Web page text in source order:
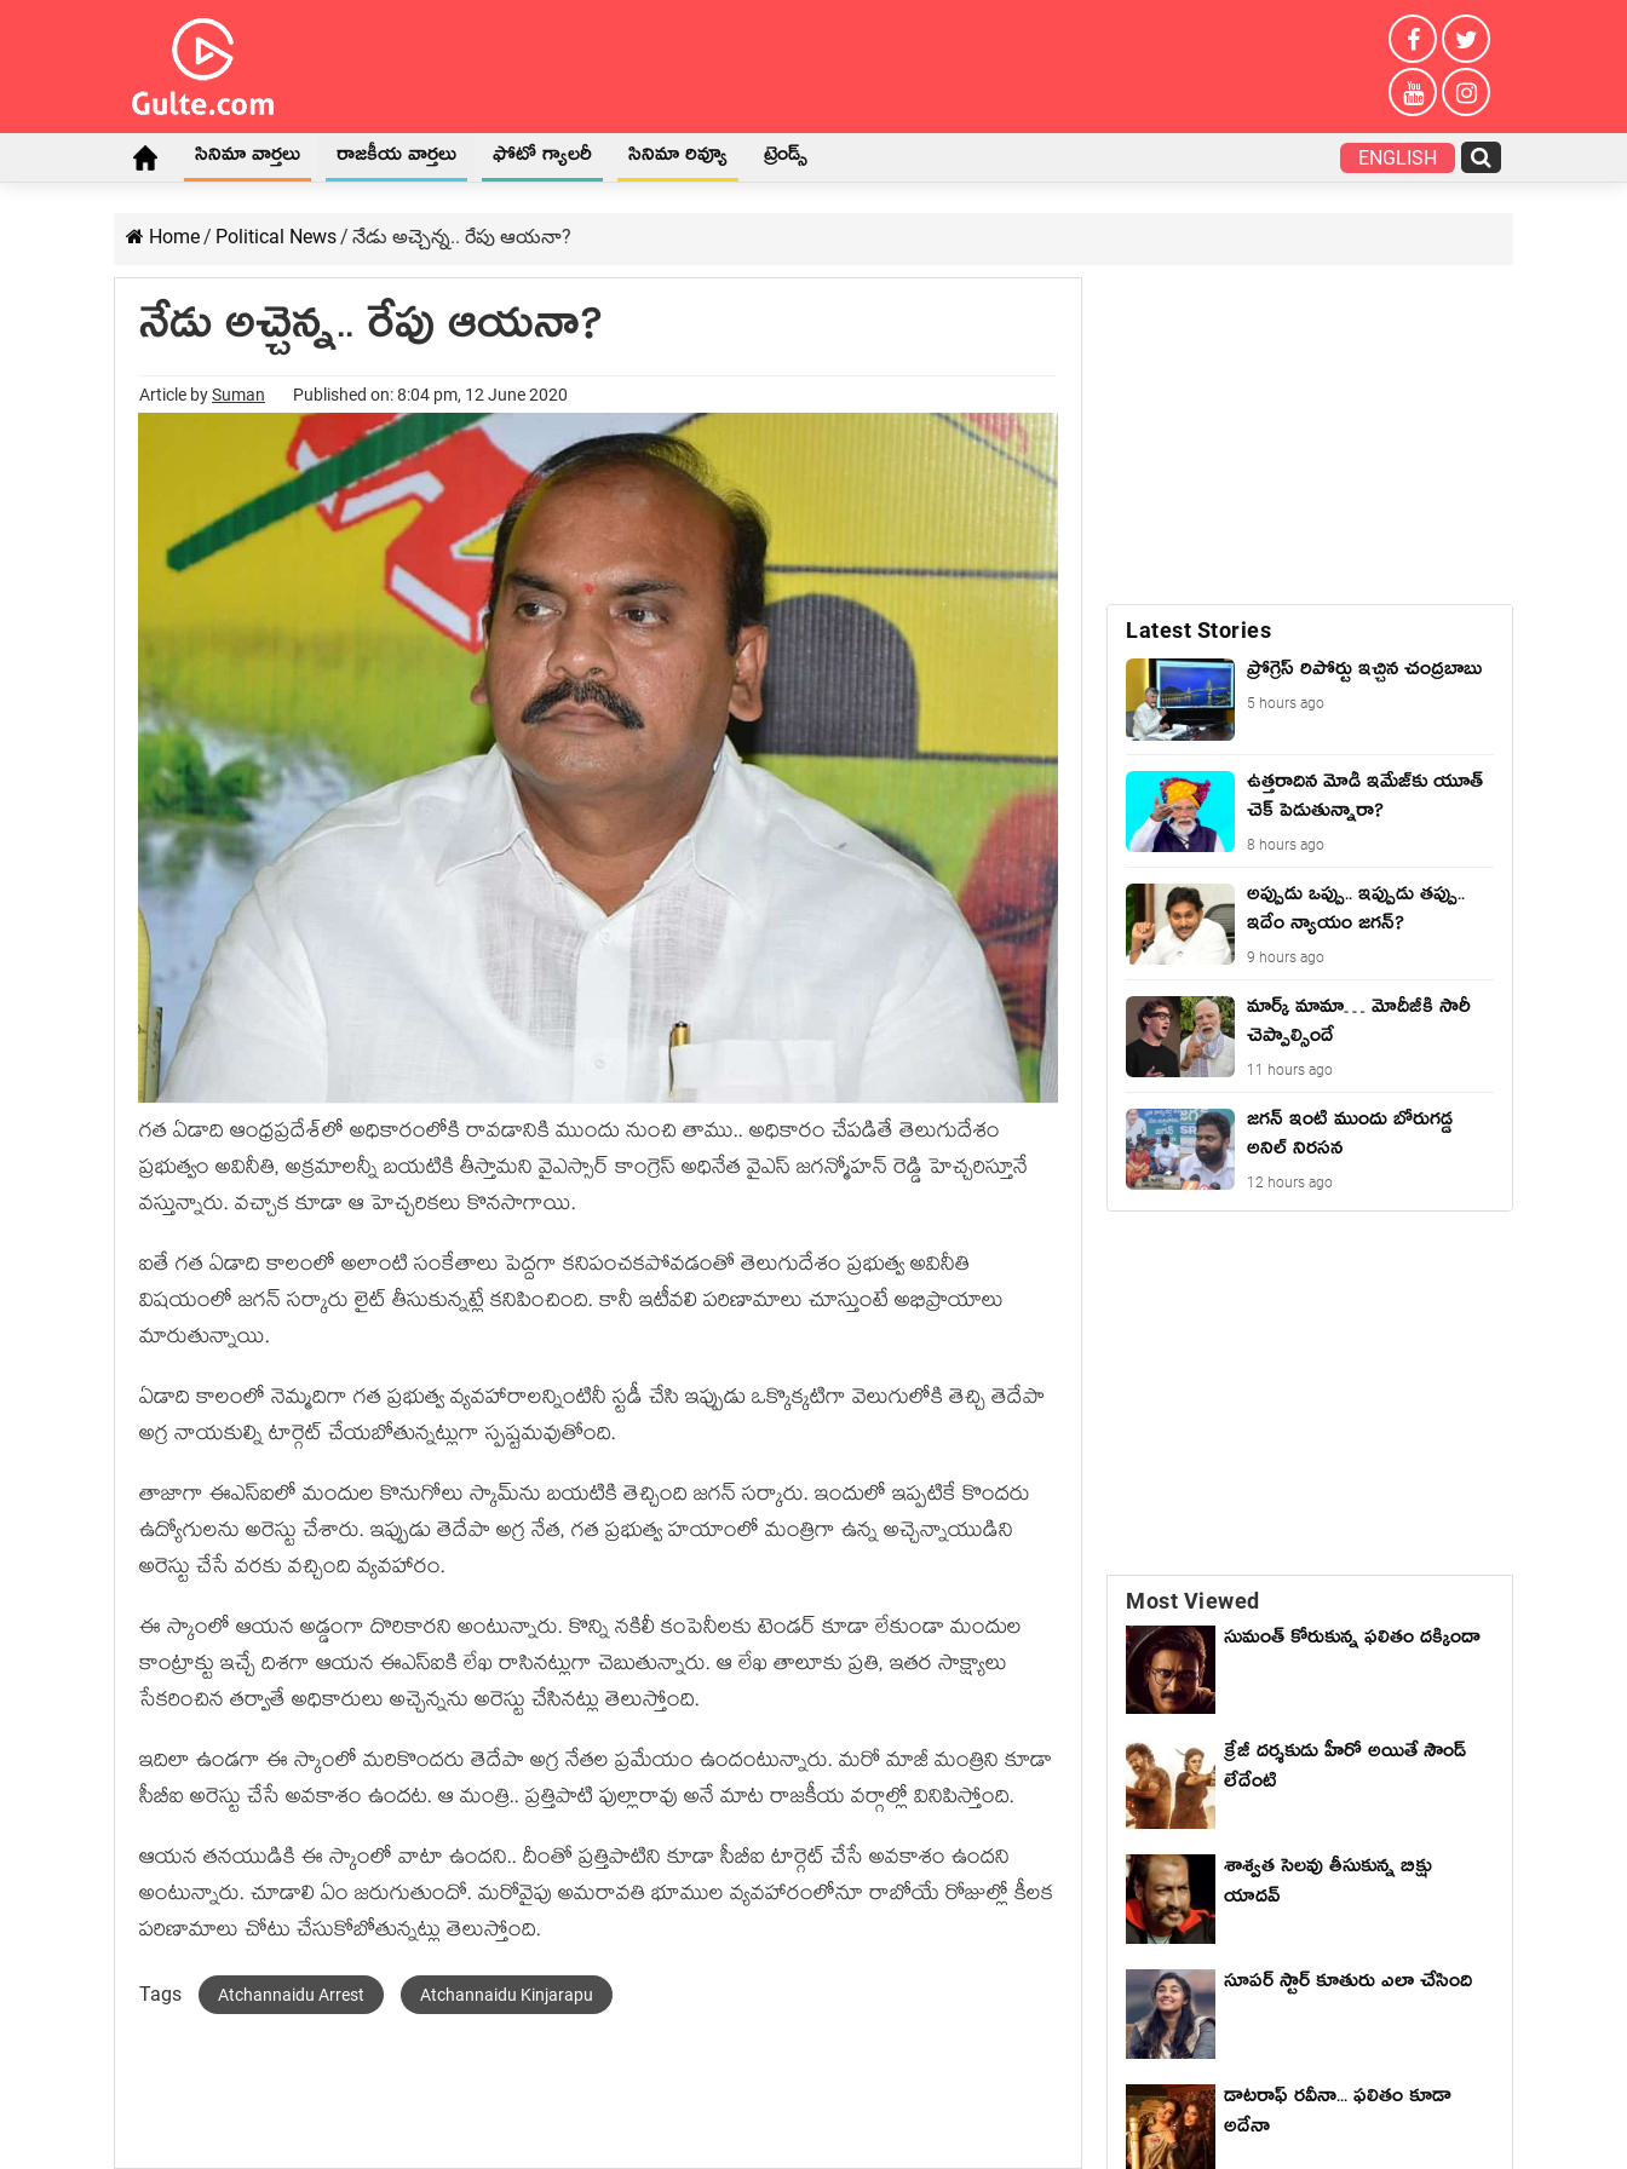
సినిమా వార్తలు రాజకీయ వార్తలు ఫోటో గ్యాలరీ సినిమా రివ్యూ ట్రెండ్స్ ENGLISH
Home/ Political News/ నేడు అచ్చెన్న.. రేపు ఆయనా?
నేడు అచ్చెన్న.. రేపు ఆయనా?
Article bySuman Published on: 8:04 pm, 12 June 2020
గత ఏడాది ఆంధ్రప్రదేశ్‌లో అధికారంలోకి రావడానికి ముందు నుంచి తాము.. అధికారం చేపడితే తెలుగుదేశం
ప్రభుత్వం అవినీతి, అక్రమాలన్నీ బయటికి తీస్తామని వైఎస్సార్ కాంగ్రెస్ అధినేత వైఎస్ జగన్మోహన్ రెడ్డి హెచ్చరిస్తూనే
వస్తున్నారు. వచ్చాక కూడా ఆ హెచ్చరికలు కొనసాగాయి.
ఐతే గత ఏడాది కాలంలో అలాంటి సంకేతాలు పెద్దగా కనిపంచకపోవడంతో తెలుగుదేశం ప్రభుత్వ అవినీతి
విషయంలో జగన్ సర్కారు లైట్ తీసుకున్నట్లే కనిపించింది. కానీ ఇటీవలి పరిణామాలు చూస్తుంటే అభిప్రాయాలు
మారుతున్నాయి.
ఏడాది కాలంలో నెమ్మదిగా గత ప్రభుత్వ వ్యవహారాలన్నింటినీ స్టడీ చేసి ఇప్పుడు ఒక్కొక్కటిగా వెలుగులోకి తెచ్చి తెదేపా
అగ్ర నాయకుల్ని టార్గెట్ చేయబోతున్నట్లుగా స్పష్టమవుతోంది.
తాజాగా ఈఎస్ఐలో మందుల కొనుగోలు స్కామ్‌ను బయటికి తెచ్చింది జగన్ సర్కారు. ఇందులో ఇప్పటికే కొందరు
ఉద్యోగులను అరెస్టు చేశారు. ఇప్పుడు తెదేపా అగ్ర నేత, గత ప్రభుత్వ హయాంలో మంత్రిగా ఉన్న అచ్చెన్నాయుడిని
అరెస్టు చేసే వరకు వచ్చింది వ్యవహారం.
ఈ స్కాంలో ఆయన అడ్డంగా దొరికారని అంటున్నారు. కొన్ని నకిలీ కంపెనీలకు టెండర్ కూడా లేకుండా మందుల
కాంట్రాక్టు ఇచ్చే దిశగా ఆయన ఈఎస్ఐకి లేఖ రాసినట్లుగా చెబుతున్నారు. ఆ లేఖ తాలూకు ప్రతి, ఇతర సాక్ష్యాలు
సేకరించిన తర్వాతే అధికారులు అచ్చెన్నను అరెస్టు చేసినట్లు తెలుస్తోంది.
ఇదిలా ఉండగా ఈ స్కాంలో మరికొందరు తెదేపా అగ్ర నేతల ప్రమేయం ఉందంటున్నారు. మరో మాజీ మంత్రిని కూడా
సీబీఐ అరెస్టు చేసే అవకాశం ఉందట. ఆ మంత్రి.. ప్రత్తిపాటి పుల్లారావు అనే మాట రాజకీయ వర్గాల్లో వినిపిస్తోంది.
ఆయన తనయుడికి ఈ స్కాంలో వాటా ఉందని.. దీంతో ప్రత్తిపాటిని కూడా సీబీఐ టార్గెట్ చేసే అవకాశం ఉందని
అంటున్నారు. చూడాలి ఏం జరుగుతుందో. మరోవైపు అమరావతి భూముల వ్యవహారంలోనూ రాబోయే రోజుల్లో కీలక
పరిణామాలు చోటు చేసుకోబోతున్నట్లు తెలుస్తోంది.
Tags Atchannaidu Arrest Atchannaidu Kinjarapu
Latest Stories
ప్రోగ్రెస్ రిపోర్టు ఇచ్చిన చంద్ర‌బాబు
5 hours ago
ఉత్త‌రాదిన మోడీ ఇమేజ్‌కు యూత్
చెక్ పెడుతున్నారా?
8 hours ago
అప్పుడు ఒప్పు.. ఇప్పుడు తప్పు..
ఇదేం న్యాయం జగన్?
9 hours ago
మార్క్ మామా… మోదీజీకి సారీ
చెప్పాల్సిందే
11 hours ago
జగన్ ఇంటి ముందు బోరుగడ్డ
అనిల్ నిరసన
12 hours ago
Most Viewed
సుమంత్ కోరుకున్న ఫలితం దక్కిందా
క్రేజీ దర్శకుడు హీరో అయితే సౌండ్
లేదేంటి
శాశ్వత సెలవు తీసుకున్న బిక్షు
యాదవ్
సూపర్ స్టార్ కూతురు ఎలా చేసింది
డాటరాఫ్ రవీనా... ఫలితం కూడా
అదేనా